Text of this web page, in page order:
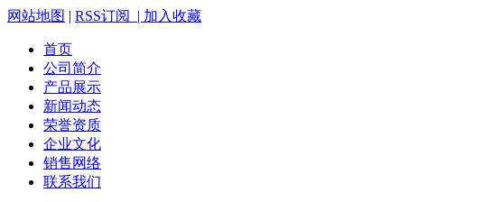
网站地图 | RSS订阅 | 加入收藏
首页
公司简介
产品展示
新闻动态
荣誉资质
企业文化
销售网络
联系我们